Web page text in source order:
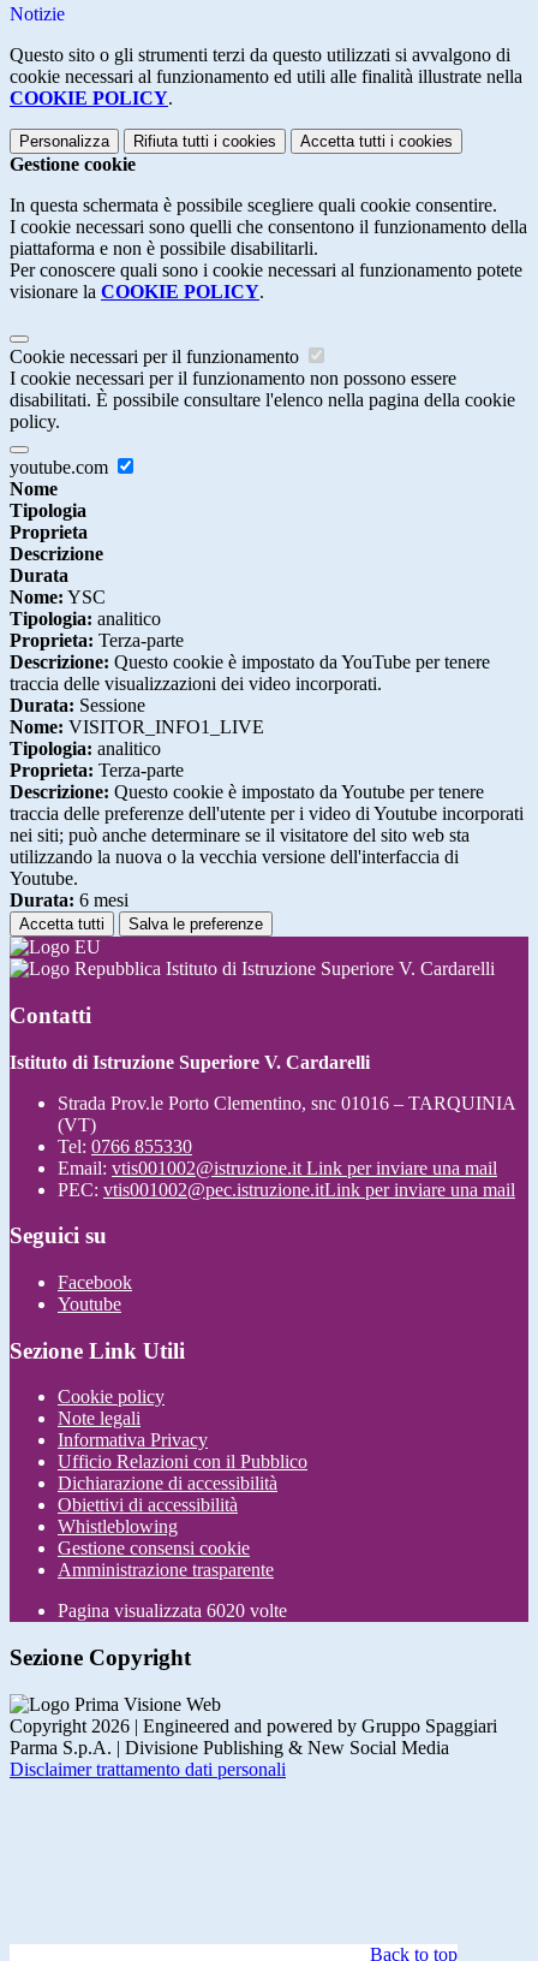
Notizie
Questo sito o gli strumenti terzi da questo utilizzati si avvalgono di
cookie necessari al funzionamento ed utili alle finalità illustrate nella
COOKIE POLICY.
Personalizza Rifiuta tutti i cookies Accetta tutti i cookies
Gestione cookie
In questa schermata è possibile scegliere quali cookie consentire.
I cookie necessari sono quelli che consentono il funzionamento della
piattaforma e non è possibile disabilitarli.
Per conoscere quali sono i cookie necessari al funzionamento potete
visionare la COOKIE POLICY.
Cookie necessari per il funzionamento
I cookie necessari per il funzionamento non possono essere
disabilitati. È possibile consultare l'elenco nella pagina della cookie
policy.
youtube.com
Nome
Tipologia
Proprieta
Descrizione
Durata
Nome: YSC
Tipologia: analitico
Proprieta: Terza-parte
Descrizione: Questo cookie è impostato da YouTube per tenere
traccia delle visualizzazioni dei video incorporati.
Durata: Sessione
Nome: VISITOR_INFO1_LIVE
Tipologia: analitico
Proprieta: Terza-parte
Descrizione: Questo cookie è impostato da Youtube per tenere
traccia delle preferenze dell'utente per i video di Youtube incorporati
nei siti; può anche determinare se il visitatore del sito web sta
utilizzando la nuova o la vecchia versione dell'interfaccia di
Youtube.
Durata: 6 mesi
Accetta tutti Salva le preferenze
Istituto di Istruzione Superiore V. Cardarelli
Contatti
Istituto di Istruzione Superiore V. Cardarelli
Strada Prov.le Porto Clementino, snc 01016 – TARQUINIA
(VT)
Tel: 0766 855330
Email: vtis001002@istruzione.it Link per inviare una mail
PEC: vtis001002@pec.istruzione.itLink per inviare una mail
Seguici su
Facebook
Youtube
Sezione Link Utili
Cookie policy
Note legali
Informativa Privacy
Ufficio Relazioni con il Pubblico
Dichiarazione di accessibilità
Obiettivi di accessibilità
Whistleblowing
Gestione consensi cookie
Amministrazione trasparente
Pagina visualizzata 6020 volte
Sezione Copyright
Copyright 2026 | Engineered and powered by Gruppo Spaggiari
Parma S.p.A. | Divisione Publishing & New Social Media
Disclaimer trattamento dati personali
Back to top